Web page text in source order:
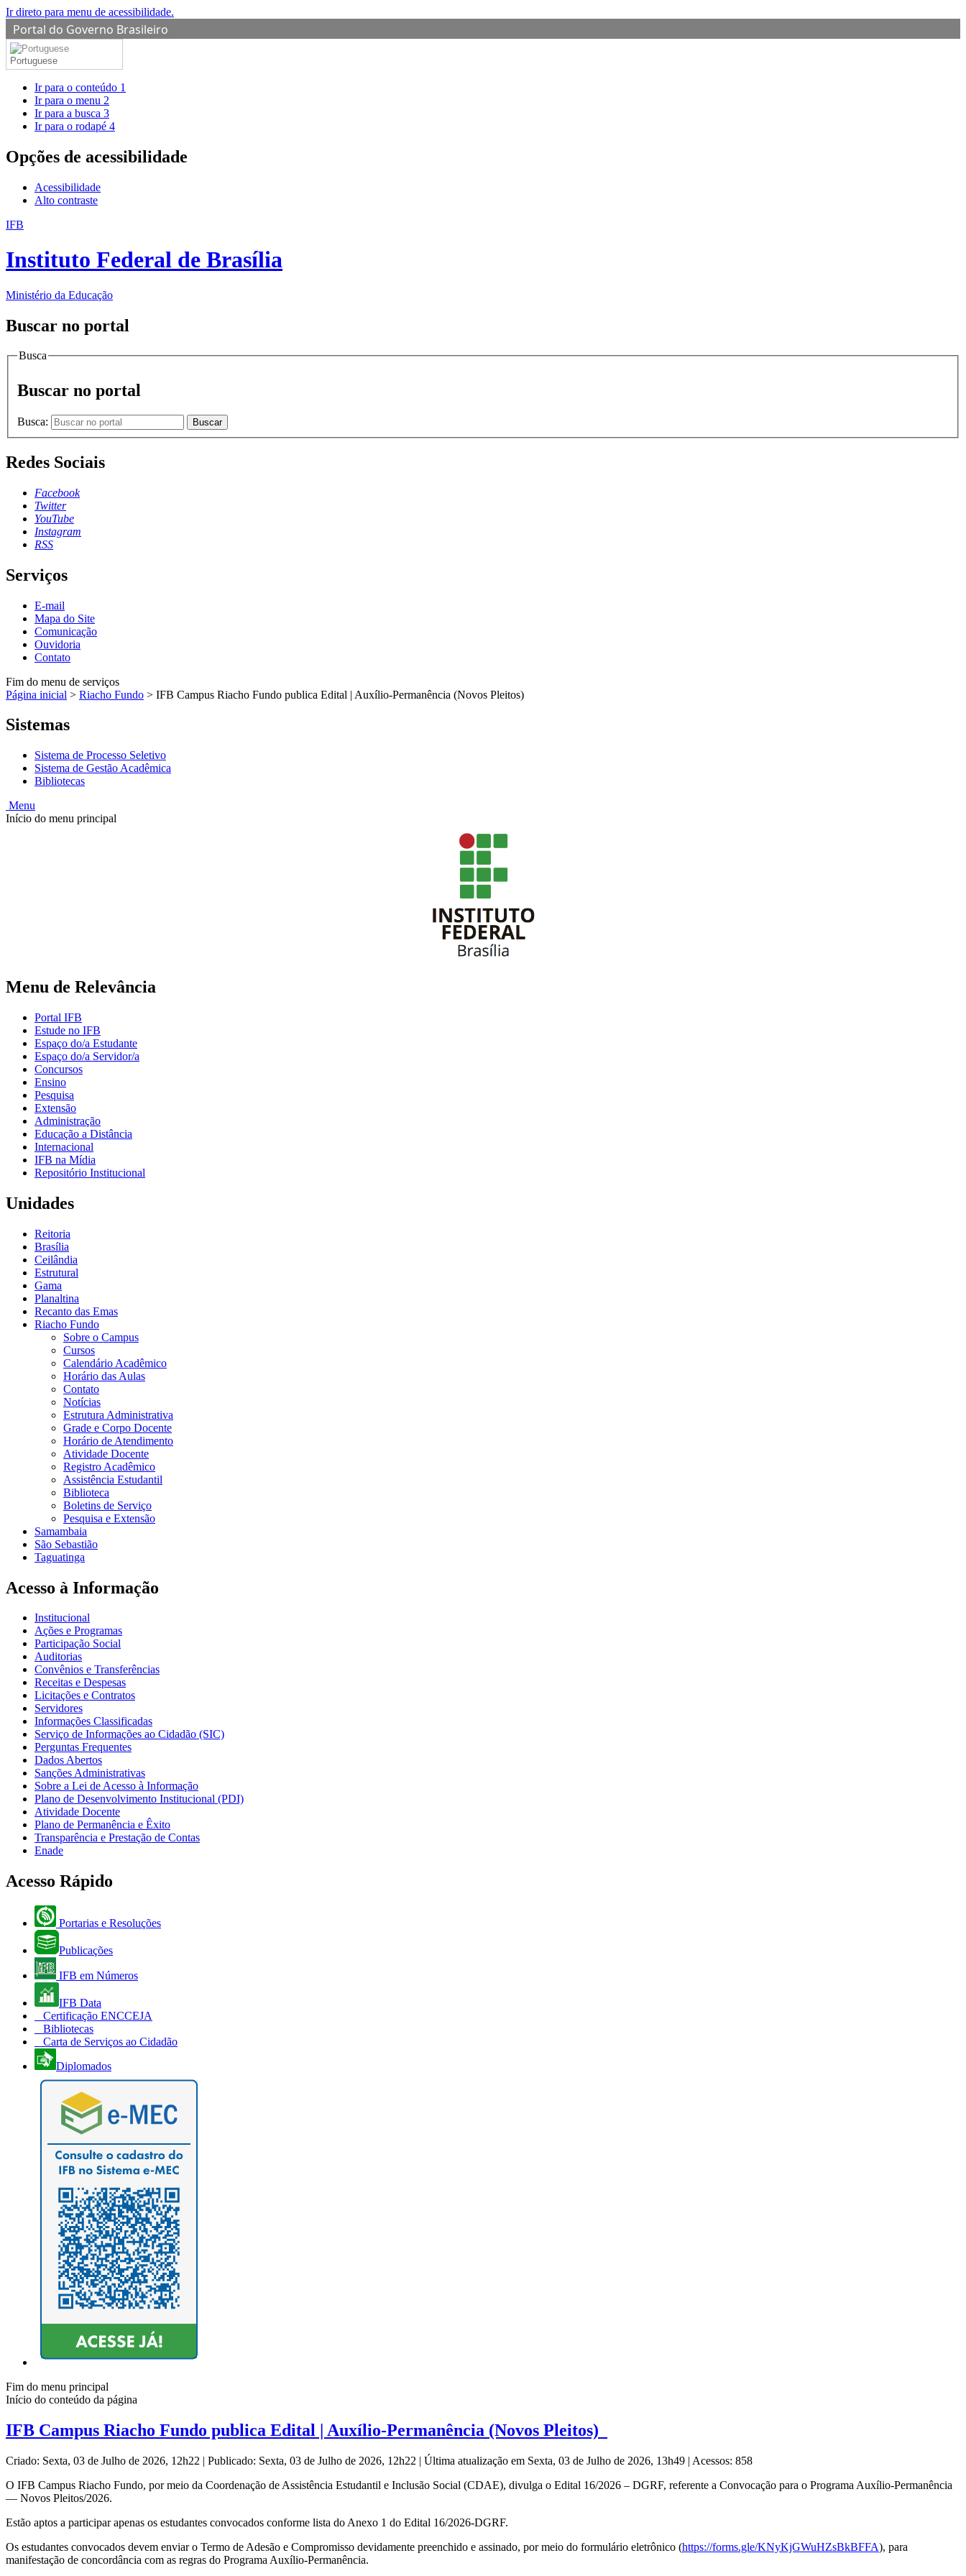
Ir direto para menu de acessibilidade.
Portal do Governo Brasileiro
Portuguese
Ir para o conteúdo 1
Ir para o menu 2
Ir para a busca 3
Ir para o rodapé 4
Opções de acessibilidade
Acessibilidade
Alto contraste
IFB
Instituto Federal de Brasília
Ministério da Educação
Buscar no portal
Busca
Buscar no portal
Busca: Buscar
Redes Sociais
Facebook
Twitter
YouTube
Instagram
RSS
Serviços
E-mail
Mapa do Site
Comunicação
Ouvidoria
Contato
Fim do menu de serviços
Página inicial > Riacho Fundo > IFB Campus Riacho Fundo publica Edital | Auxílio-Permanência (Novos Pleitos)
Sistemas
Sistema de Processo Seletivo
Sistema de Gestão Acadêmica
Bibliotecas
Menu
Início do menu principal
Menu de Relevância
Portal IFB
Estude no IFB
Espaço do/a Estudante
Espaço do/a Servidor/a
Concursos
Ensino
Pesquisa
Extensão
Administração
Educação a Distância
Internacional
IFB na Mídia
Repositório Institucional
Unidades
Reitoria
Brasília
Ceilândia
Estrutural
Gama
Planaltina
Recanto das Emas
Riacho Fundo
Sobre o Campus
Cursos
Calendário Acadêmico
Horário das Aulas
Contato
Notícias
Estrutura Administrativa
Grade e Corpo Docente
Horário de Atendimento
Atividade Docente
Registro Acadêmico
Assistência Estudantil
Biblioteca
Boletins de Serviço
Pesquisa e Extensão
Samambaia
São Sebastião
Taguatinga
Acesso à Informação
Institucional
Ações e Programas
Participação Social
Auditorias
Convênios e Transferências
Receitas e Despesas
Licitações e Contratos
Servidores
Informações Classificadas
Serviço de Informações ao Cidadão (SIC)
Perguntas Frequentes
Dados Abertos
Sanções Administrativas
Sobre a Lei de Acesso à Informação
Plano de Desenvolvimento Institucional (PDI)
Atividade Docente
Plano de Permanência e Êxito
Transparência e Prestação de Contas
Enade
Acesso Rápido
Portarias e Resoluções
Publicações
IFB em Números
IFB Data
Certificação ENCCEJA
Bibliotecas
Carta de Serviços ao Cidadão
Diplomados
Fim do menu principal
Início do conteúdo da página
IFB Campus Riacho Fundo publica Edital | Auxílio-Permanência (Novos Pleitos)
Criado: Sexta, 03 de Julho de 2026, 12h22 | Publicado: Sexta, 03 de Julho de 2026, 12h22 | Última atualização em Sexta, 03 de Julho de 2026, 13h49 | Acessos: 858
O IFB Campus Riacho Fundo, por meio da Coordenação de Assistência Estudantil e Inclusão Social (CDAE), divulga o Edital 16/2026 – DGRF, referente a Convocação para o Programa Auxílio-Permanência
— Novos Pleitos/2026.
Estão aptos a participar apenas os estudantes convocados conforme lista do Anexo 1 do Edital 16/2026-DGRF.
Os estudantes convocados devem enviar o Termo de Adesão e Compromisso devidamente preenchido e assinado, por meio do formulário eletrônico (https://forms.gle/KNyKjGWuHZsBkBFFA), para
manifestação de concordância com as regras do Programa Auxílio-Permanência.